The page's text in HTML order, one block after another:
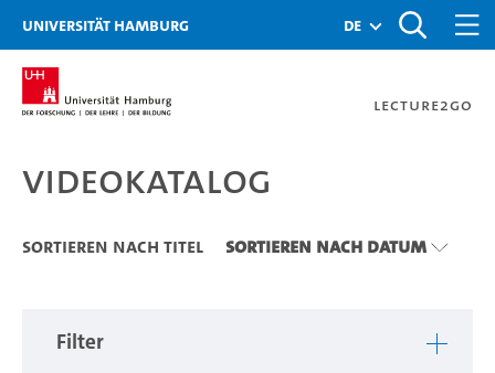
Zu den Filtern
Zur Metanavigation
Zur Hauptnavigation
Zur Suche
Zum Inhalt
Zum Seitenfuss
Universität Hamburg de
Lecture2Go
Videokatalog
Videokatalog
Sortieren nach Titel Sortieren nach Datum
Filter